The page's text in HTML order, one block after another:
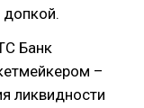
Банк
–
ликвидности